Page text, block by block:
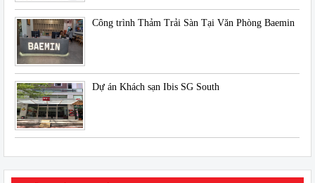
Công trình Thảm Trải Sàn Tại Văn Phòng Baemin
Dự án Khách sạn Ibis SG South